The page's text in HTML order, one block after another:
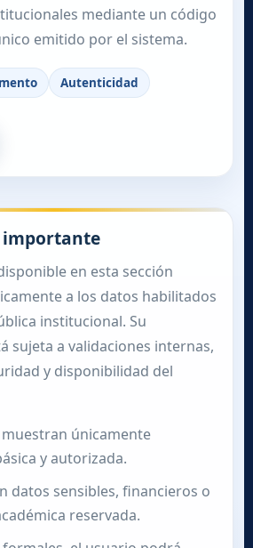
mediante un código
emitido por el sistema.
Autenticidad
en esta sección
a los datos habilitados
institucional. Su
sujeta a validaciones internas,
y disponibilidad del
únicamente
y autorizada.
datos sensibles, financieros o
reservada.